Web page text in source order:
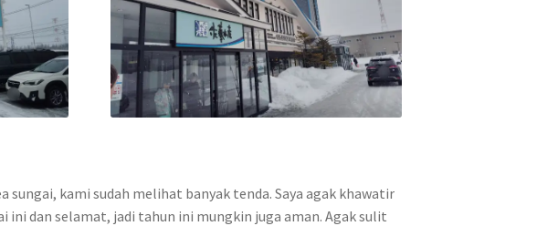
kami sudah melihat banyak tenda. Saya agak khawatir
ini dan selamat, jadi tahun ini mungkin juga aman. Agak sulit